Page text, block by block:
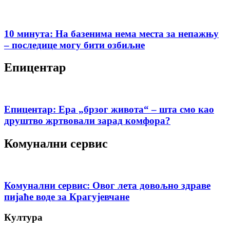
10 минута: На базенима нема места за непажњу
– последице могу бити озбиљне
Епицентар
Епицентар: Ера „брзог живота“ – шта смо као
друштво жртвовали зарад комфора?
Комунални сервис
Комунални сервис: Овог лета довољно здраве
пијаће воде за Крагујевчане
Култура